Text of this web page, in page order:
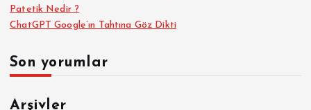
Patetik Nedir ?
ChatGPT Google’ın Tahtına Göz Dikti
Son yorumlar
Arşivler